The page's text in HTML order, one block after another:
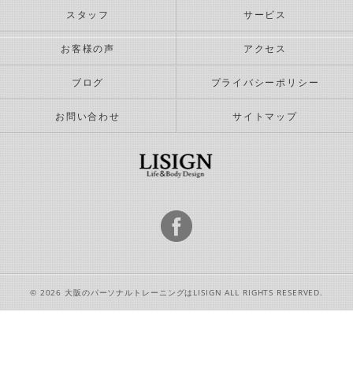
スタッフ サービス
お客様の声 アクセス
ブログ プライバシーポリシー
お問い合わせ サイトマップ
© 2026 大阪のパーソナルトレーニングはLISIGN ALL RIGHTS RESERVED.